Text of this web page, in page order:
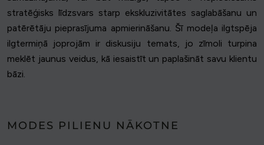
stratēģisks līdzsvars starp ekskluzivitātes saglabāšanu un
patērētāju pieprasījuma apmierināšanu. Šī modeļa ilgtspēja
ilgtermiņā joprojām ir diskusiju temats, jo zīmoli turpina
meklēt jaunus veidus, kā iesaistīt un paplašināt savu klientu
bāzi.
MODES PILIENU NĀKOTNE